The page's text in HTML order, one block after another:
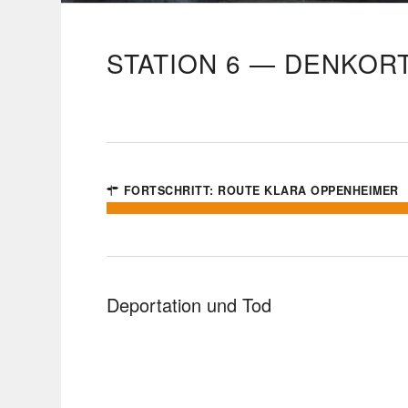
STATION 6 —
FORT­SCHRITT: ROUTE KLARA OPPENHEIMER
Depor­ta­tion und Tod